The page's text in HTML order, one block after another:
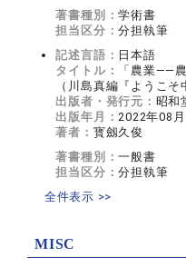
著書種別：学術書
担当区分：分担執筆
記述言語： 日本語
タイトル：
「農業――
（川島真編『ようこそ
出版者・発行元： 昭和
出版年月：2022年08月
著者： 寳劔久俊
著書種別：一般書
担当区分：分担執筆
全件表示 >>
MISC